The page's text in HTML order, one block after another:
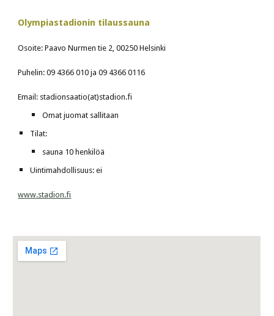
Olympiastadionin tilaussauna
Osoite: Paavo Nurmen tie 2, 00250 Helsinki
Puhelin: 09 4366 010 ja 09 4366 0116
Email: stadionsaatio(at)stadion.fi
Omat juomat sallitaan
Tilat:
sauna 10 henkilöä
Uintimahdollisuus: ei
www.stadion.fi